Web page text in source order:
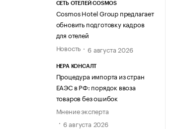
СЕТЬ ОТЕЛЕЙ COSMOS
Cosmos Hotel Group предлагает
обновить подготовку кадров
для отелей
Новость
6 августа 2026
НЕРА КОНСАЛТ
Процедура импорта из стран
ЕАЭС в РФ: порядок ввоза
товаров без ошибок
Мнение эксперта
6 августа 2026